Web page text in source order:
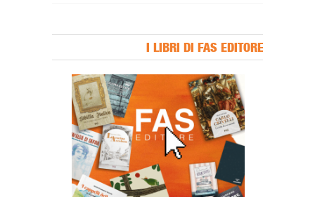
I LIBRI DI FAS EDITORE